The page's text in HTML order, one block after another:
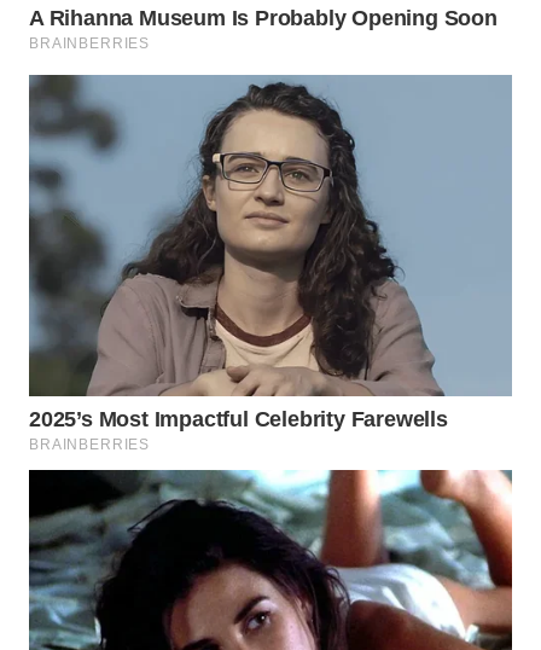
WAHANANEWS
ID
WAHANANEWS
CO ID
WAHANANEWS
WAHANA
SPORT
WAHANA
UMKM
WAHANA
SELEB
WAHANA
PERSONA
WAHANA